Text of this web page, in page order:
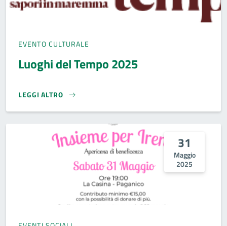
EVENTO CULTURALE
Luoghi del Tempo 2025
LEGGI ALTRO
LUOGHI DEL TEMPO 2025}
31
Maggio
2025